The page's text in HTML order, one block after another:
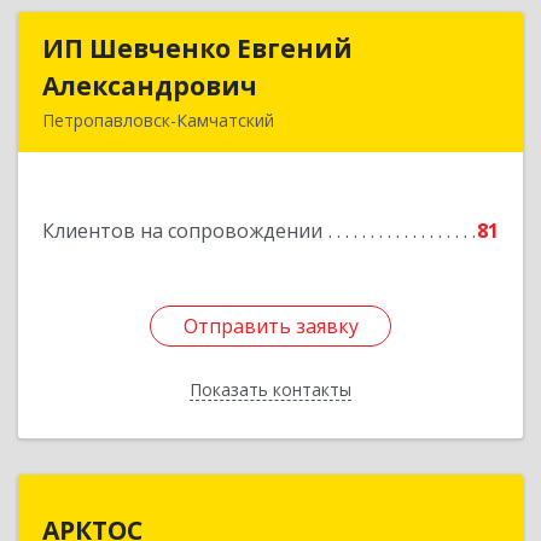
ИП Шевченко Евгений
Александрович
Петропавловск-Камчатский
Клиентов на сопровождении 81
Отправить заявку
Показать контакты
ИП Шевченко Евгений
Отправить заявку
Назад
АРКТОС